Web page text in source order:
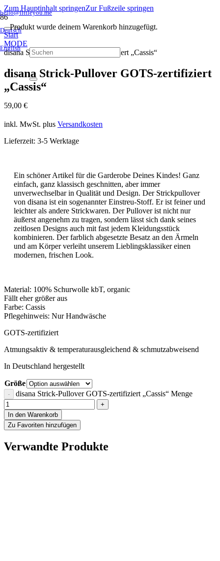
Zum Hauptinhalt springenZur Fußzeile springen
hello@littleyou.me
Deutsch
English
Produkt wurde deinem Warenkorb hinzugefügt.
Start
MODE
disana Strick-Pullover GOTS-zertifiziert „Cassis“
disana Strick-Pullover GOTS-zertifiziert
„Cassis“
59,00 €
inkl. MwSt. plus Versandkosten
Lieferzeit: 3-5 Werktage
Ein schöner Artikel für die Garderobe Deines Kindes! Ganz
einfach, ganz klassisch geschnitten, aber immer
unverwechselbar in Qualität und Design. Der Strickpullover
von disana ist ein sogenannter Einstreu-Stoff. Er ist feiner und
leichter als andere Strickwaren. Der Pullover ist nicht nur
äußerst angenehm zu tragen, sondern lässt sich dank seines
zeitlosen Designs auch mit fast jedem Kleidungsstück
kombinieren. Der farblich abgesetzte Besatz an den Ärmeln
und am Körper verleiht unserem Lieblingsklassiker einen
modernen, frischen Look.
Material: 100% Schurwolle kbT, organic
Fällt eher größer aus
Farbe: Cassis
Pflegehinweis: Nur Handwäsche
GOTS-zertifiziert
Atmungsaktiv & temperaturausgleichend & schmutzabweisend
In Deutschland hergestellt
Größe
disana Strick-Pullover GOTS-zertifiziert „Cassis“ Menge
In den Warenkorb
Zu Favoriten hinzufügen
Verwandte Produkte